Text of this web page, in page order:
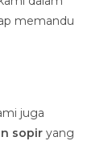
memandu
juga
sopir yang